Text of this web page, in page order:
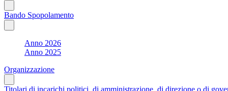
Bando Spopolamento
Anno 2026
Anno 2025
Organizzazione
Titolari di incarichi politici, di amministrazione, di direzione o di